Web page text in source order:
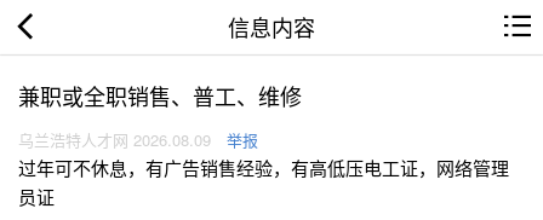
信息内容
兼职或全职销售、普工、维修
乌兰浩特人才网 2026.08.09 举报
过年可不休息，有广告销售经验，有高低压电工证，网络管理
员证